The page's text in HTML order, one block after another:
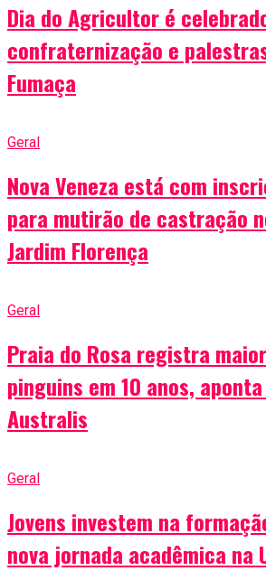
Dia do Agricultor é
confraternização e
Fumaça
Geral
Nova Veneza está com
para mutirão de castração
Jardim Florença
Geral
Praia do Rosa registra
pinguins em 10 anos,
Australis
Geral
Jovens investem na
nova jornada acadêmica na